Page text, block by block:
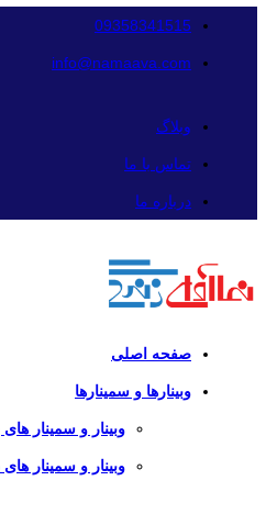
09358341515
info@namaava.com
وبلاگ
تماس با ما
درباره ما
صفحه اصلی
وبینارها و سمینارها
وبینار و سمینار
وبینار و سمینار